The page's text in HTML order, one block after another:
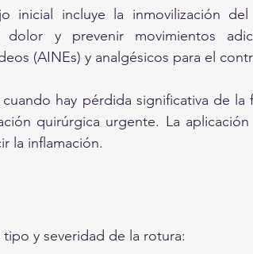
inicial incluye la inmovilización
y prevenir movimientos
(AINEs) y analgésicos para el
hay pérdida significativa de la
quirúrgica urgente. La
la inflamación.
y severidad de la rotura: